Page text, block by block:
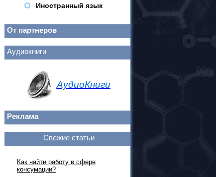
Иностранный язык
От партнеров
Аудиокниги
АудиоКниги
Реклама
Свежие статьи
Как найти работу в сфере
консумации?